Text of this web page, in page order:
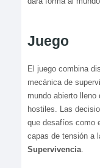
Juego
El juego combina
mecánica de
mundo abierto
hostiles. Las
que desafíos como
capas de tensión a
Supervivencia.